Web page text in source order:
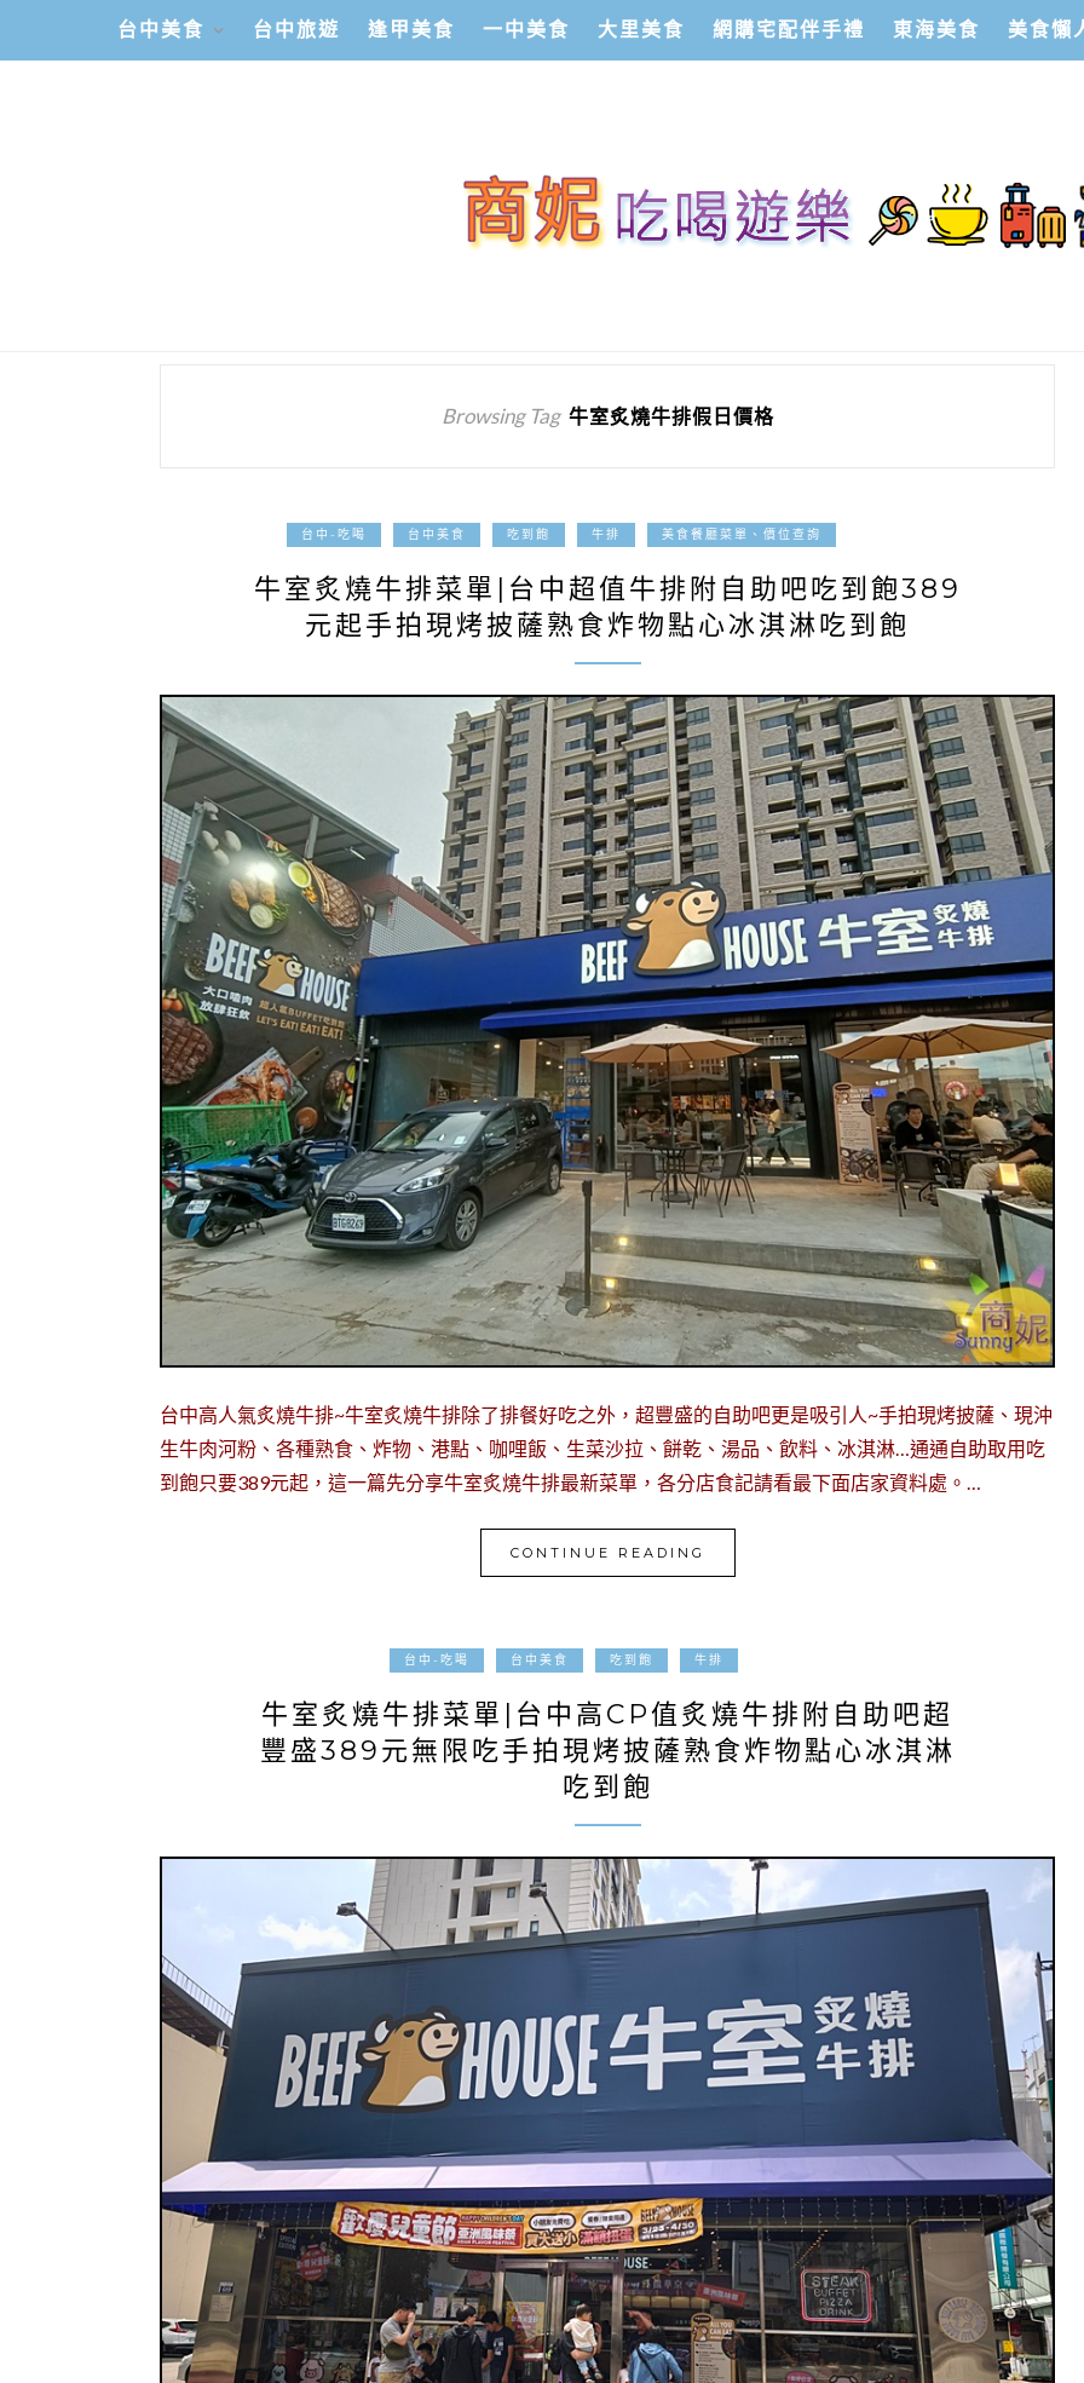
台中美食 台中旅遊 逢甲美食 一中美食 大里美食 網購宅配伴手禮 東海美食 美食懶
Browsing Tag 牛室炙燒牛排假日價格
台中-吃喝 台中美食 吃到飽 牛排 美食餐廳菜單、價位查詢
牛室炙燒牛排菜單|台中超值牛排附自助吧吃到飽389
元起手拍現烤披薩熟食炸物點心冰淇淋吃到飽
台中高人氣炙燒牛排~牛室炙燒牛排除了排餐好吃之外，超豐盛的自助吧更是吸引人~手拍現烤披薩、現沖
生牛肉河粉、各種熟食、炸物、港點、咖哩飯、生菜沙拉、餅乾、湯品、飲料、冰淇淋…通通自助取用吃
到飽只要389元起，這一篇先分享牛室炙燒牛排最新菜單，各分店食記請看最下面店家資料處。…
CONTINUE READING
台中-吃喝 台中美食 吃到飽 牛排
牛室炙燒牛排菜單|台中高CP值炙燒牛排附自助吧超
豐盛389元無限吃手拍現烤披薩熟食炸物點心冰淇淋
吃到飽